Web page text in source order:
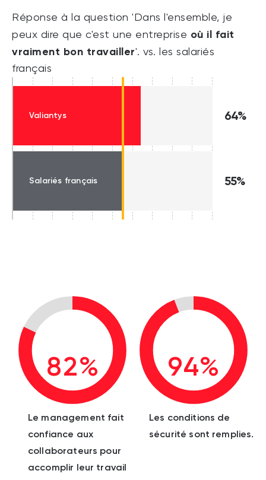
Réponse à la question 'Dans l'ensemble, je
peux dire que c'est une entreprise où il fait
vraiment bon travailler'. vs. les salariés
français
Valiantys 64%
Salariés français 55%
82%
Le management fait
confiance aux
collaborateurs pour
accomplir leur travail
94%
Les conditions de
sécurité sont remplies.